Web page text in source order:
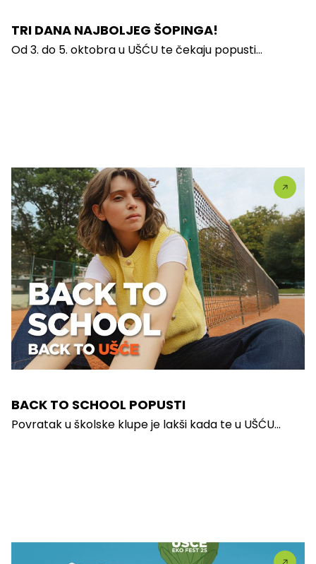
TRI DANA NAJBOLJEG ŠOPINGA!
Od 3. do 5. oktobra u UŠĆU te čekaju popusti...
BACK TO SCHOOL POPUSTI
Povratak u školske klupe je lakši kada te u UŠĆU...